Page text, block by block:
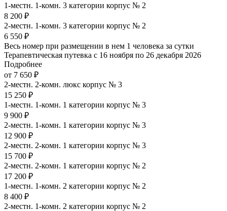
1-местн. 1-комн. 3 категории корпус № 2
8 200 ₽
2-местн. 1-комн. 3 категории корпус № 2
6 550 ₽
Весь номер при размещении в нем 1 человека за сутки
Терапевтическая путевка с 16 ноября по 26 декабря 2026
Подробнее
от 7 650 ₽
2-местн. 2-комн. люкс корпус № 3
15 250 ₽
1-местн. 1-комн. 1 категории корпус № 3
9 900 ₽
2-местн. 1-комн. 1 категории корпус № 3
12 900 ₽
2-местн. 2-комн. 1 категории корпус № 3
15 700 ₽
2-местн. 2-комн. 1 категории корпус № 2
17 200 ₽
1-местн. 1-комн. 2 категории корпус № 2
8 400 ₽
2-местн. 1-комн. 2 категории корпус № 2